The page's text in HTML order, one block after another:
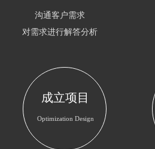
沟通客户需求
对需求进行解答分析
成立项目
Optimization Design